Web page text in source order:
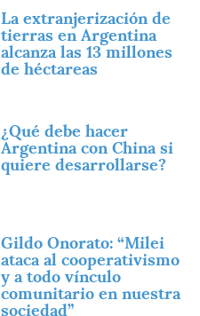
La extranjerización de
tierras en Argentina
alcanza las 13 millones
de héctareas
¿Qué debe hacer
Argentina con China si
quiere desarrollarse?
Gildo Onorato: “Milei
ataca al cooperativismo
y a todo vínculo
comunitario en nuestra
sociedad”